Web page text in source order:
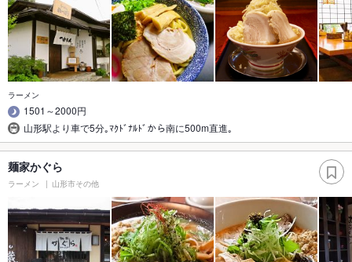
ラーメン
1501～2000円
山形駅より車で5分｡ﾏｸﾄﾞﾅﾙﾄﾞから南に500m直進｡
麺家かぐら
ラーメン 山形市その他